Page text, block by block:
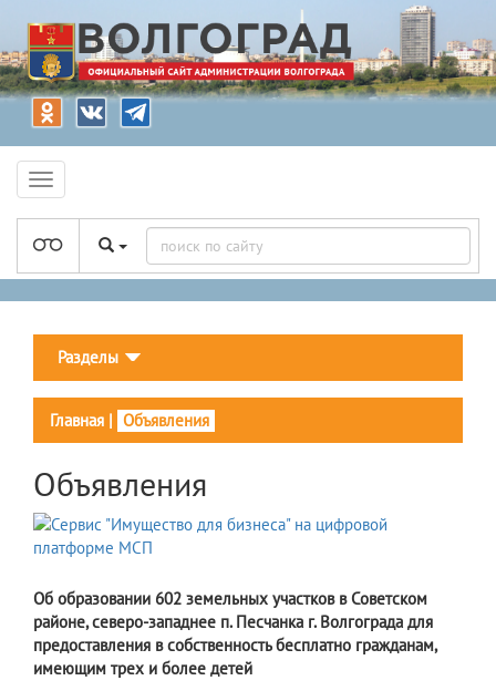
Разделы
Главная | Объявления
Объявления
Об образовании 602 земельных участков в Советском
районе, северо-западнее п. Песчанка г. Волгограда для
предоставления в собственность бесплатно гражданам,
имеющим трех и более детей